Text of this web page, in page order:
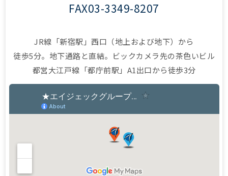
FAX03-3349-8207
JR線「新宿駅」西口（地上および地下）から
徒歩5分。地下通路と直結。ビックカメラ先の茶色いビル
都営大江戸線「都庁前駅」A1出口から徒歩3分